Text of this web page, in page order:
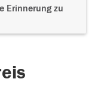
Erinnerung zu